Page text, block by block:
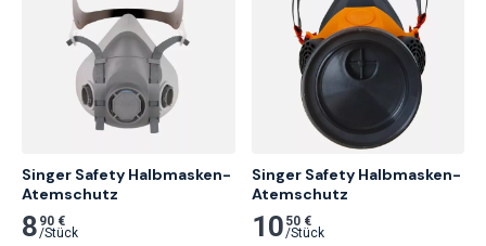
Singer Safety Halbmasken-
Atemschutz
8 90 €
/Stück
Singer Safety Halbmasken-
Atemschutz
10 50 €
/Stück